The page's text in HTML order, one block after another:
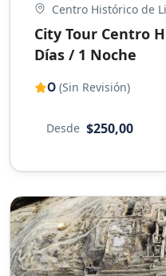
Centro Histórico de
City Tour Centro
Días / 1 Noche
0 (Sin Revisión)
Desde $250,00